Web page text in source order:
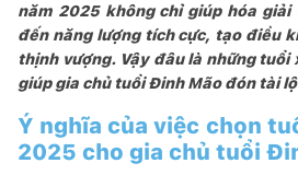
năm 2025 không chỉ giúp hóa giải
đến năng lượng tích cực, tạo điều
thịnh vượng. Vậy đâu là những tuổi
giúp gia chủ tuổi Đinh Mão đón tài
Ý nghĩa của việc chọn
2025 cho gia chủ tuổi